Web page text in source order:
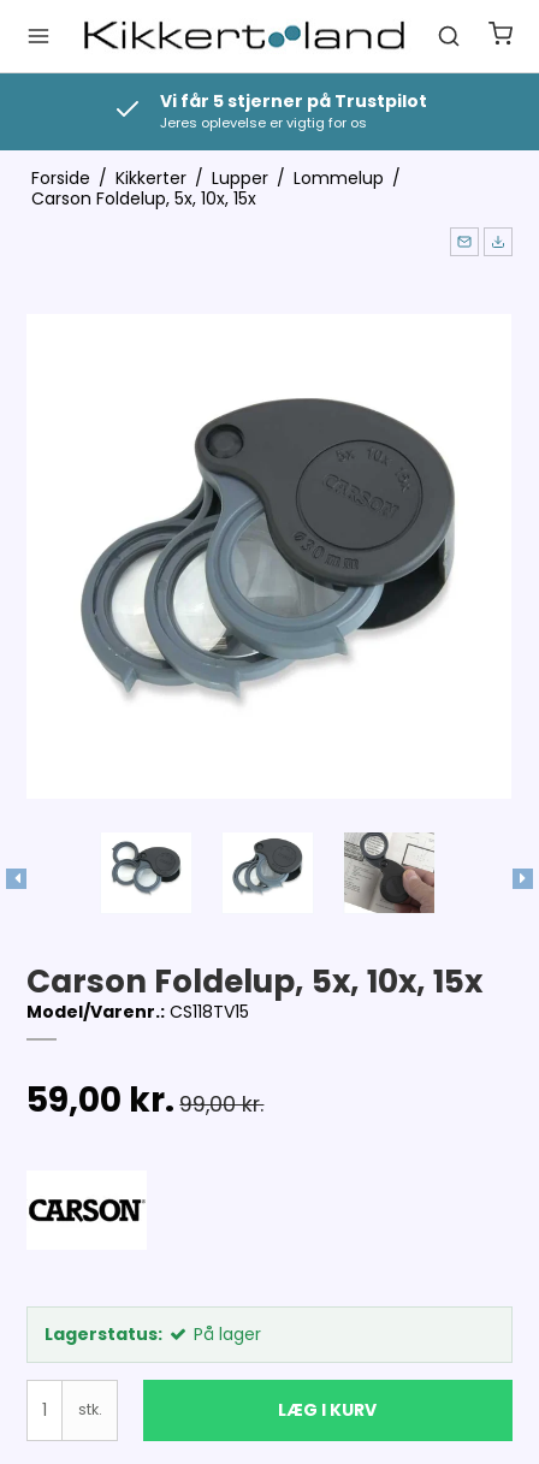
Vi får 5 stjerner på Trustpilot
Jeres oplevelse er vigtig for os
Forside / Kikkerter / Lupper / Lommelup /
Carson Foldelup, 5x, 10x, 15x
Carson Foldelup, 5x, 10x, 15x
Model/Varenr.: CS118TV15
59,00 kr. 99,00 kr.
Lagerstatus: På lager
stk. LÆG I KURV